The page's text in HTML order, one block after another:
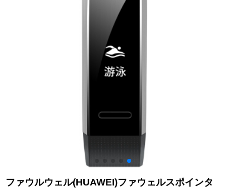
ファウルウェル(HUAWEI)ファウェルスポインタ